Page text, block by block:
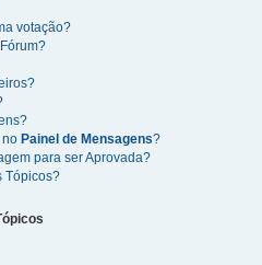
votação?
no Painel de Mensagens?
para ser Aprovada?
Tópicos?